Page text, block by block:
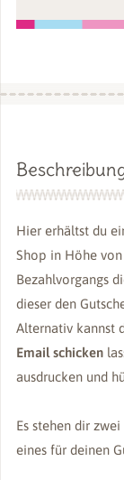
Hier erhältst du
Shop in Höhe
Bezahlvorgangs
dieser den
Alternativ kannst
Email schicken
ausdrucken und
Es stehen dir
eines für deinen